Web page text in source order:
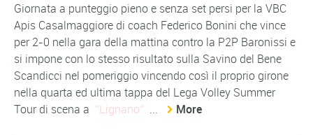
Giornata a punteggio pieno e senza set persi per la VBC
Apis Casalmaggiore di coach Federico Bonini che vince
per 2-0 nella gara della mattina contro la P2P Baronissi e
si impone con lo stesso risultato sulla Savino del Bene
Scandicci nel pomeriggio vincendo così il proprio girone
nella quarta ed ultima tappa del Lega Volley Summer
Tour di scena a
Lignano ... More